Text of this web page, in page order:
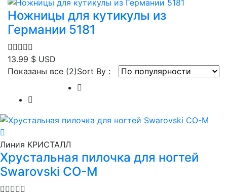
Ножницы для кутикулы из
Германии 5181
13.99 $ USD
Показаны все (2)Сортировка:
по
Sort By :
Линия КРИСТАЛЛ
Хрустальная пилочка для ногтей
Swarovski CO-M